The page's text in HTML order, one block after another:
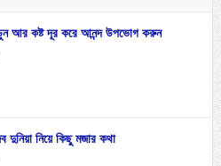
আর কষ্ট দূর করে আনন্দ উপভোগ করুন
নিয়ে কিছু মজার কথা